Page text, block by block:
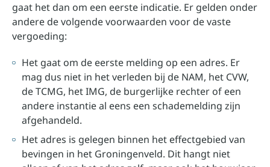
gaat het dan om een eerste indicatie. Er gelden onder
andere de volgende voorwaarden voor de vaste
vergoeding:
Het gaat om de eerste melding op een adres. Er
mag dus niet in het verleden bij de NAM, het CVW,
de TCMG, het IMG, de burgerlijke rechter of een
andere instantie al eens een schademelding zijn
afgehandeld.
Het adres is gelegen binnen het effectgebied van
bevingen in het Groningenveld. Dit hangt niet